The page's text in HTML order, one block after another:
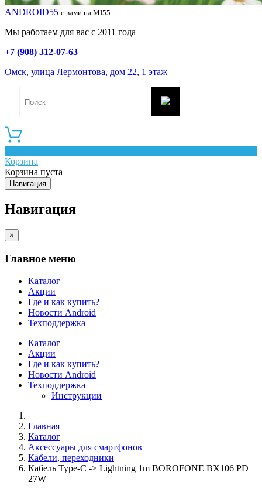
ANDROID55 с вами на MI55
Мы работаем для вас с 2011 года
+7 (908) 312-07-63
Омск, улица Лермонтова, дом 22, 1 этаж
Корзина
Корзина пуста
Навигация
Навигация
×
Главное меню
Каталог
Акции
Где и как купить?
Новости Android
Техподдержка
Каталог
Акции
Где и как купить?
Новости Android
Техподдержка
Инструкции
Главная
Каталог
Аксессуары для смартфонов
Кабели, переходники
Кабель Type-C -> Lightning 1m BOROFONE BX106 PD
27W